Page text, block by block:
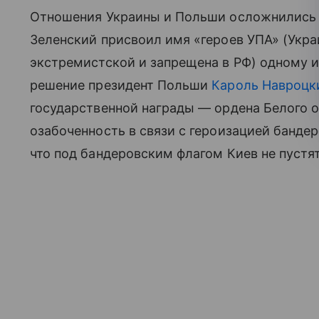
Отношения Украины и Польши осложнились
Зеленский присвоил имя «героев УПА»
экстремистской и запрещена в РФ) одному
решение президент Польши Кароль
государственной награды — ордена Белого
озабоченность в связи с героизацией
что под бандеровским флагом Киев не